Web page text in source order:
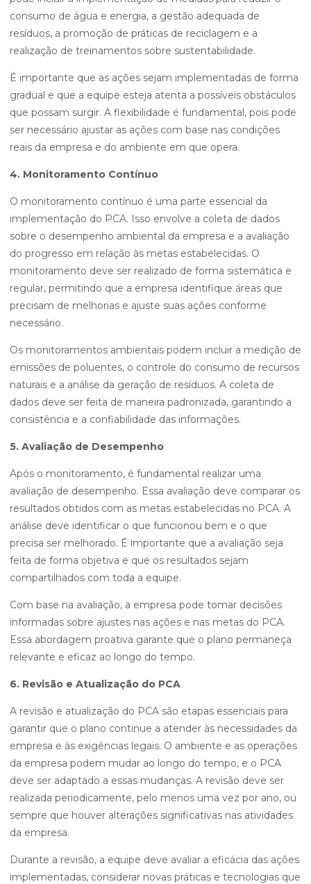
consumo de água e energia, a gestão adequada de
resíduos, a promoção de práticas de reciclagem e a
realização de treinamentos sobre sustentabilidade.
É importante que as ações sejam implementadas de forma
gradual e que a equipe esteja atenta a possíveis obstáculos
que possam surgir. A flexibilidade é fundamental, pois pode
ser necessário ajustar as ações com base nas condições
reais da empresa e do ambiente em que opera.
4. Monitoramento Contínuo
O monitoramento contínuo é uma parte essencial da
implementação do PCA. Isso envolve a coleta de dados
sobre o desempenho ambiental da empresa e a avaliação
do progresso em relação às metas estabelecidas. O
monitoramento deve ser realizado de forma sistemática e
regular, permitindo que a empresa identifique áreas que
precisam de melhorias e ajuste suas ações conforme
necessário.
Os monitoramentos ambientais podem incluir a medição de
emissões de poluentes, o controle do consumo de recursos
naturais e a análise da geração de resíduos. A coleta de
dados deve ser feita de maneira padronizada, garantindo a
consistência e a confiabilidade das informações.
5. Avaliação de Desempenho
Após o monitoramento, é fundamental realizar uma
avaliação de desempenho. Essa avaliação deve comparar os
resultados obtidos com as metas estabelecidas no PCA. A
análise deve identificar o que funcionou bem e o que
precisa ser melhorado. É importante que a avaliação seja
feita de forma objetiva e que os resultados sejam
compartilhados com toda a equipe.
Com base na avaliação, a empresa pode tomar decisões
informadas sobre ajustes nas ações e nas metas do PCA.
Essa abordagem proativa garante que o plano permaneça
relevante e eficaz ao longo do tempo.
6. Revisão e Atualização do PCA
A revisão e atualização do PCA são etapas essenciais para
garantir que o plano continue a atender às necessidades da
empresa e às exigências legais. O ambiente e as operações
da empresa podem mudar ao longo do tempo, e o PCA
deve ser adaptado a essas mudanças. A revisão deve ser
realizada periodicamente, pelo menos uma vez por ano, ou
sempre que houver alterações significativas nas atividades
da empresa.
Durante a revisão, a equipe deve avaliar a eficácia das ações
implementadas, considerar novas práticas e tecnologias que